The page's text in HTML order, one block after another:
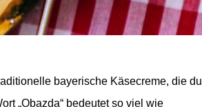
bayerische Käsecreme, die du
„Obazda“ bedeutet so viel wie